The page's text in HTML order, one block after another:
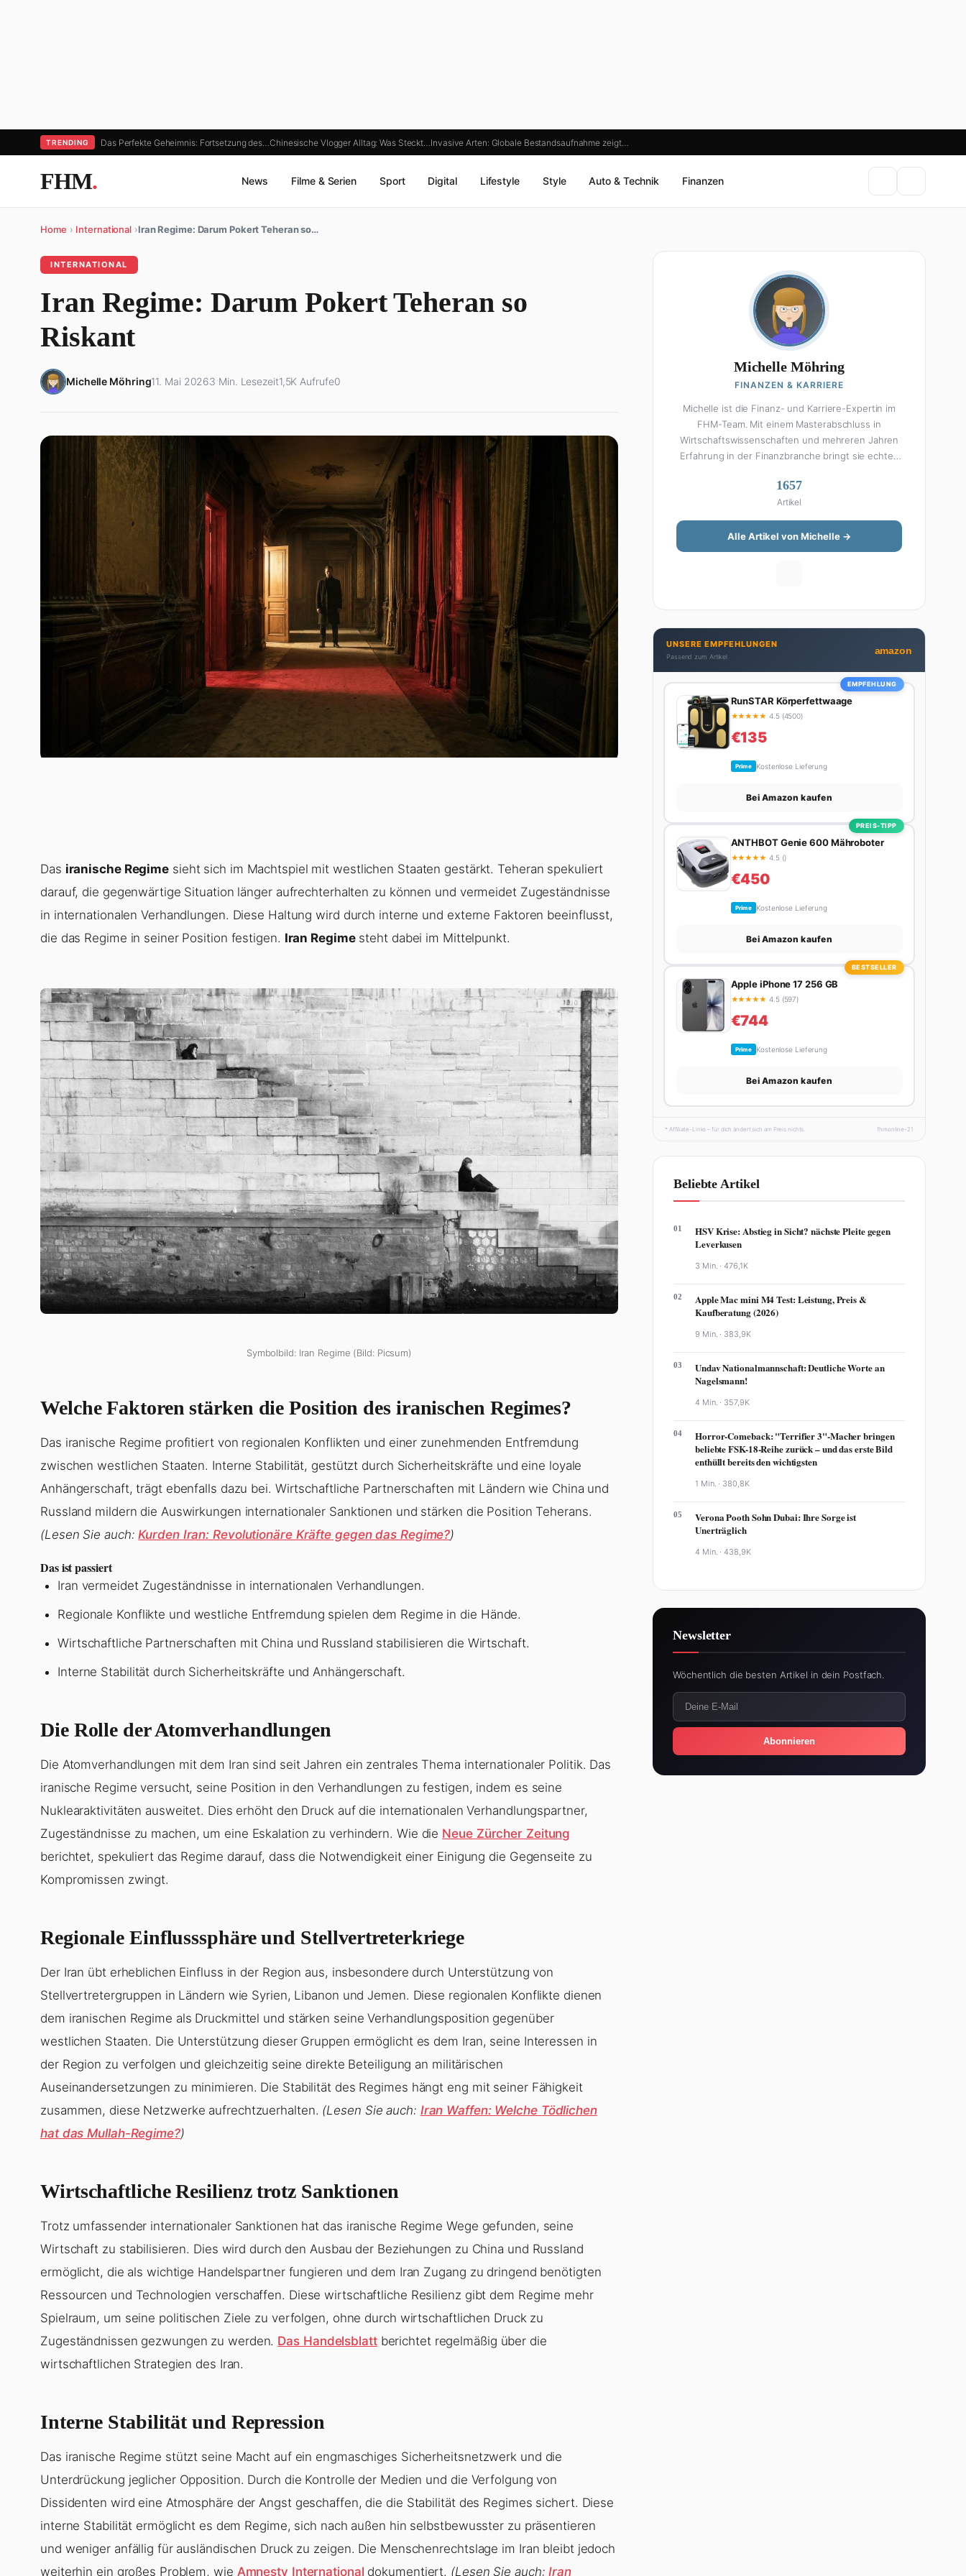
TRENDING Das Perfekte Geheimnis: Fortsetzung des… Chinesische Vlogger Alltag: Was Steckt… Invasive Arten: Globale Bestandsaufnahme zeigt…
FHM. News Filme & Serien Sport Digital Lifestyle Style Auto & Technik Finanzen
Home › International ›Iran Regime: Darum Pokert Teheran so…
INTERNATIONAL
Iran Regime: Darum Pokert Teheran so
Riskant
Michelle Möhring11. Mai 20263 Min. Lesezeit1,5K Aufrufe0
Das iranische Regime sieht sich im Machtspiel mit westlichen Staaten gestärkt. Teheran spekuliert
darauf, die gegenwärtige Situation länger aufrechterhalten zu können und vermeidet Zugeständnisse
in internationalen Verhandlungen. Diese Haltung wird durch interne und externe Faktoren beeinflusst,
die das Regime in seiner Position festigen. Iran Regimesteht dabei im Mittelpunkt.
Symbolbild: Iran Regime (Bild: Picsum)
Welche Faktoren stärken die Position des iranischen Regimes?
Das iranische Regime profitiert von regionalen Konflikten und einer zunehmenden Entfremdung
zwischen westlichen Staaten. Interne Stabilität, gestützt durch Sicherheitskräfte und eine loyale
Anhängerschaft, trägt ebenfalls dazu bei. Wirtschaftliche Partnerschaften mit Ländern wie China und
Russland mildern die Auswirkungen internationaler Sanktionen und stärken die Position Teherans.
(Lesen Sie auch:Kurden Iran: Revolutionäre Kräfte gegen das Regime?)
Das ist passiert
Iran vermeidet Zugeständnisse in internationalen Verhandlungen.
Regionale Konflikte und westliche Entfremdung spielen dem Regime in die Hände.
Wirtschaftliche Partnerschaften mit China und Russland stabilisieren die Wirtschaft.
Interne Stabilität durch Sicherheitskräfte und Anhängerschaft.
Die Rolle der Atomverhandlungen
Die Atomverhandlungen mit dem Iran sind seit Jahren ein zentrales Thema internationaler Politik. Das
iranische Regime versucht, seine Position in den Verhandlungen zu festigen, indem es seine
Nuklearaktivitäten ausweitet. Dies erhöht den Druck auf die internationalen Verhandlungspartner,
Zugeständnisse zu machen, um eine Eskalation zu verhindern. Wie die Neue Zürcher Zeitung
berichtet, spekuliert das Regime darauf, dass die Notwendigkeit einer Einigung die Gegenseite zu
Kompromissen zwingt.
Regionale Einflusssphäre und Stellvertreterkriege
Der Iran übt erheblichen Einfluss in der Region aus, insbesondere durch Unterstützung von
Stellvertretergruppen in Ländern wie Syrien, Libanon und Jemen. Diese regionalen Konflikte dienen
dem iranischen Regime als Druckmittel und stärken seine Verhandlungsposition gegenüber
westlichen Staaten. Die Unterstützung dieser Gruppen ermöglicht es dem Iran, seine Interessen in
der Region zu verfolgen und gleichzeitig seine direkte Beteiligung an militärischen
Auseinandersetzungen zu minimieren. Die Stabilität des Regimes hängt eng mit seiner Fähigkeit
zusammen, diese Netzwerke aufrechtzuerhalten. (Lesen Sie auch: Iran Waffen: Welche Tödlichen
hat das Mullah-Regime?)
Wirtschaftliche Resilienz trotz Sanktionen
Trotz umfassender internationaler Sanktionen hat das iranische Regime Wege gefunden, seine
Wirtschaft zu stabilisieren. Dies wird durch den Ausbau der Beziehungen zu China und Russland
ermöglicht, die als wichtige Handelspartner fungieren und dem Iran Zugang zu dringend benötigten
Ressourcen und Technologien verschaffen. Diese wirtschaftliche Resilienz gibt dem Regime mehr
Spielraum, um seine politischen Ziele zu verfolgen, ohne durch wirtschaftlichen Druck zu
Zugeständnissen gezwungen zu werden. Das Handelsblattberichtet regelmäßig über die
wirtschaftlichen Strategien des Iran.
Interne Stabilität und Repression
Das iranische Regime stützt seine Macht auf ein engmaschiges Sicherheitsnetzwerk und die
Unterdrückung jeglicher Opposition. Durch die Kontrolle der Medien und die Verfolgung von
Dissidenten wird eine Atmosphäre der Angst geschaffen, die die Stabilität des Regimes sichert. Diese
interne Stabilität ermöglicht es dem Regime, sich nach außen hin selbstbewusster zu präsentieren
und weniger anfällig für ausländischen Druck zu zeigen. Die Menschenrechtslage im Iran bleibt jedoch
weiterhin ein großes Problem, wie Amnesty International dokumentiert. (Lesen Sie auch:Iran
Michelle Möhring
FINANZEN & KARRIERE
Michelle ist die Finanz- und Karriere-Expertin im
FHM-Team. Mit einem Masterabschluss in
Wirtschaftswissenschaften und mehreren Jahren
Erfahrung in der Finanzbranche bringt sie echtes
Bei Michelle klingt Altersvorsorge nicht wie eine
Steuererklärung. Ihre Stärke liegt darin, komplexe
Finanzthemen so aufzubereiten, dass sie jeder
versteht – ohne Fachchinesisch, dafür mit
konkreten Tipps zum Umsetzen. Von ETF-
man Job und Privatleben unter einen Hut
bekommt. Privat ist sie bekennende Kaffee-
Süchtige (3+ Tassen am Tag, Minimum), Podcast-
Hörerin und verbringt ihre Wochenenden am
liebsten in der Natur oder auf dem nächsten
Flohmarkt.
1657
Artikel
Alle Artikel von Michelle →
UNSERE EMPFEHLUNGEN
Passend zum Artikel
amazon
EMPFEHLUNG
RunSTAR Körperfettwaage
★★★★★ 4.5 (4500)
€135
Prime Kostenlose Lieferung
Bei Amazon kaufen
PREIS-TIPP
ANTHBOT Genie 600 Mähroboter
★★★★★ 4.5 ()
€450
Prime Kostenlose Lieferung
Bei Amazon kaufen
BESTSELLER
Apple iPhone 17 256 GB
★★★★★ 4.5 (597)
€744
Prime Kostenlose Lieferung
Bei Amazon kaufen
* Affiliate-Links – für dich ändert sich am Preis nichts. fhmonline-21
Beliebte Artikel
01
HSV Krise: Abstieg in Sicht? nächste Pleite gegen
Leverkusen
3 Min. ·476,1K
02
Apple Mac mini M4 Test: Leistung, Preis &
Kaufberatung (2026)
9 Min. · 383,9K
03
Undav Nationalmannschaft: Deutliche Worte an
Nagelsmann!
4 Min. · 357,9K
04
Horror-Comeback: "Terrifier 3"-Macher bringen
beliebte FSK-18-Reihe zurück – und das erste Bild
enthüllt bereits den wichtigsten
1 Min. · 380,8K
05
Verona Pooth Sohn Dubai: Ihre Sorge ist
Unerträglich
4 Min. ·438,9K
Newsletter
Wöchentlich die besten Artikel in dein Postfach.
Abonnieren